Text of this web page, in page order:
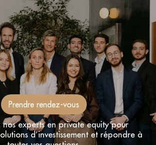
Prendre rendez-vous
nos experts en private equity pour
d’investissement et répondre à